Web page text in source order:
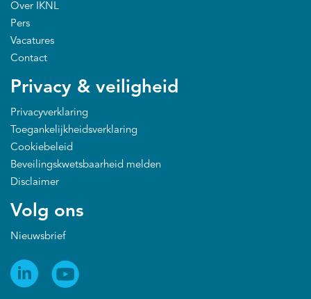
Over IKNL
Pers
Vacatures
Contact
Privacy & veiligheid
Privacyverklaring
Toegankelijkheidsverklaring
Cookiebeleid
Beveilingskwetsbaarheid melden
Disclaimer
Volg ons
Nieuwsbrief